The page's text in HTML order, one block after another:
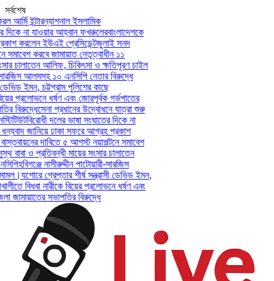
সর্বশেষ
ইন্টারন্যাশনাল ইসলামিক
না যাওয়ার আহ্বান ফখরুলেরবাংলাদেশকে
করলেন ইউএই প্রেসিডেন্টজুলাই সনদ
করবে জামায়াত নেতৃত্বাধীন ১১
চালাতেন আলিফ, চিকিৎসা ও ক্ষতিপূরণ চাইল
আলমসহ ১০ এনসিপি নেতার বিরুদ্ধে
ইমন, চট্টগ্রাম পুলিশের কাছে
প্রলোভনে ধর্ষণ এবং জোরপূর্বক গর্ভপাতের
বিরুদ্ধেসেনা প্রধানের উদ্বোধনে যাত্রা শুরু
বিরোধী দলের ভাষা সংঘাতের দিকে না
জানিয়ে ঢাকা সফরে আগ্রহ প্রকাশ
দাবিতে ৫ আগস্ট নয়াপল্টনে সমাবেশ
ও প্রতিবন্ধী মায়ের সংসার চালাতেন
হবিগঞ্জে নাসীরুদ্দীন পাটোয়ারী-সারজিস
যশোরে গ্রেপ্তার শীর্ষ সন্ত্রাসী ডেভিড ইমন,
বিধবা নারীকে বিয়ের প্রলোভনে ধর্ষণ এবং
সভাপতির বিরুদ্ধে